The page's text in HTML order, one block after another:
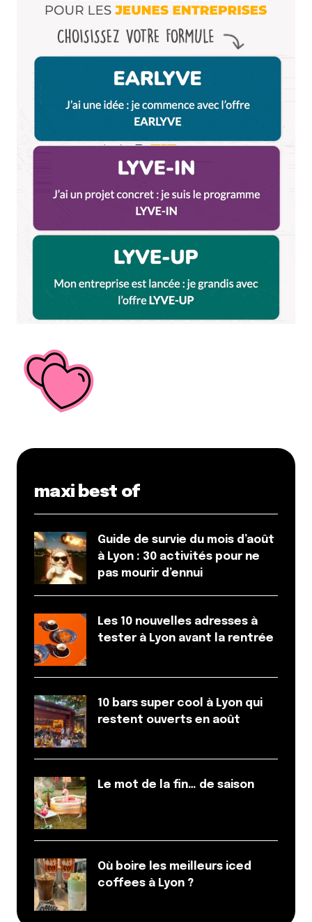
Enregistrer mon nom, mon e-mail et mon site dans le
navigateur pour mon prochain commentaire.
maxi best of
Guide de survie du mois d’août
à Lyon : 30 activités pour ne
pas mourir d’ennui
Les 10 nouvelles adresses à
tester à Lyon avant la rentrée
10 bars super cool à Lyon qui
restent ouverts en août
Le mot de la fin… de saison
Où boire les meilleurs iced
coffees à Lyon ?